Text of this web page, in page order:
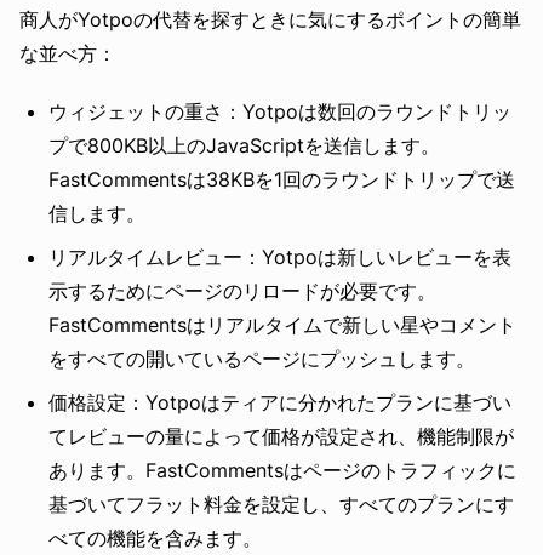
商人がYotpoの代替を探すときに気にするポイントの簡単
な並べ方：
ウィジェットの重さ：Yotpoは数回のラウンドトリッ
プで800KB以上のJavaScriptを送信します。
FastCommentsは38KBを1回のラウンドトリップで送
信します。
リアルタイムレビュー：Yotpoは新しいレビューを表
示するためにページのリロードが必要です。
FastCommentsはリアルタイムで新しい星やコメント
をすべての開いているページにプッシュします。
価格設定：Yotpoはティアに分かれたプランに基づい
てレビューの量によって価格が設定され、機能制限が
あります。FastCommentsはページのトラフィックに
基づいてフラット料金を設定し、すべてのプランにす
べての機能を含みます。